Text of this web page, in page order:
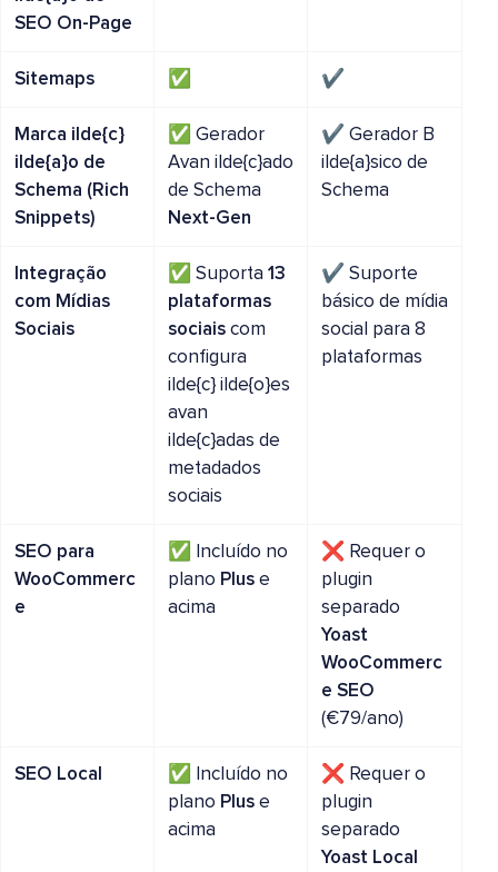
SEO On-Page
Sitemaps ✅ ✔️
Marca ilde{c}
ilde{a}o de
Schema (Rich
Snippets)
✅ Gerador
Avan ilde{c}ado
de Schema
Next-Gen
✔️ Gerador B
ilde{a}sico de
Schema
Integração
com Mídias
Sociais
✅ Suporta 13
plataformas
sociais com
configura
ilde{c} ilde{o}es
avan
ilde{c}adas de
metadados
sociais
✔️ Suporte
básico de mídia
social para 8
plataformas
SEO para
WooCommerc
e
✅ Incluído no
plano Plus e
acima
❌ Requer o
plugin
separado
Yoast
WooCommerc
e SEO
(€79/ano)
SEO Local
✅ Incluído no
plano Plus e
acima
❌ Requer o
plugin
separado
Yoast Local